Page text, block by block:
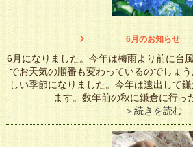
6月のお知らせ
6月になりました。今年は梅雨より前に台
でお天気の順番も変わっているのでしょ
しい季節になりました。今年は遠出して
ます。数年前の秋に鎌倉に行
＞続きを読む